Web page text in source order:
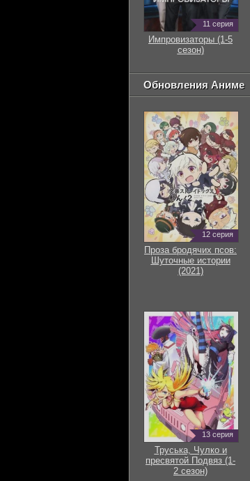
11 серия
Импровизаторы (1-5
сезон)
Обновления Аниме
12 серия
Проза бродячих псов:
Шуточные истории
(2021)
13 серия
Труська, Чулко и
пресвятой Подвяз (1-
2 сезон)